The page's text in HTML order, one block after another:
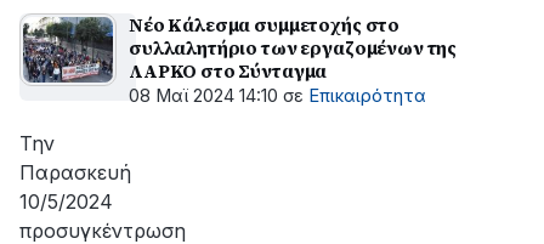
Νέο Κάλεσμα συμμετοχής στο
συλλαλητήριο των εργαζομένων της
ΛΑΡΚΟ στο Σύνταγμα
08 Μαϊ 2024 14:10 σε Επικαιρότητα
Την
Παρασκευή
10/5/2024
προσυγκέντρωση